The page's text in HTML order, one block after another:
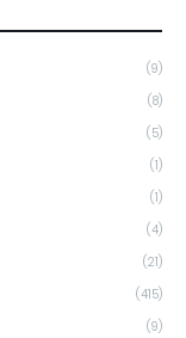
(9)
(8)
(5)
(1)
(1)
(4)
(21)
(415)
(9)